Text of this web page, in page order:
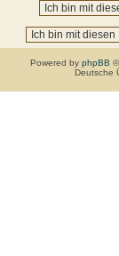
Powered by phpBB
Deutsche